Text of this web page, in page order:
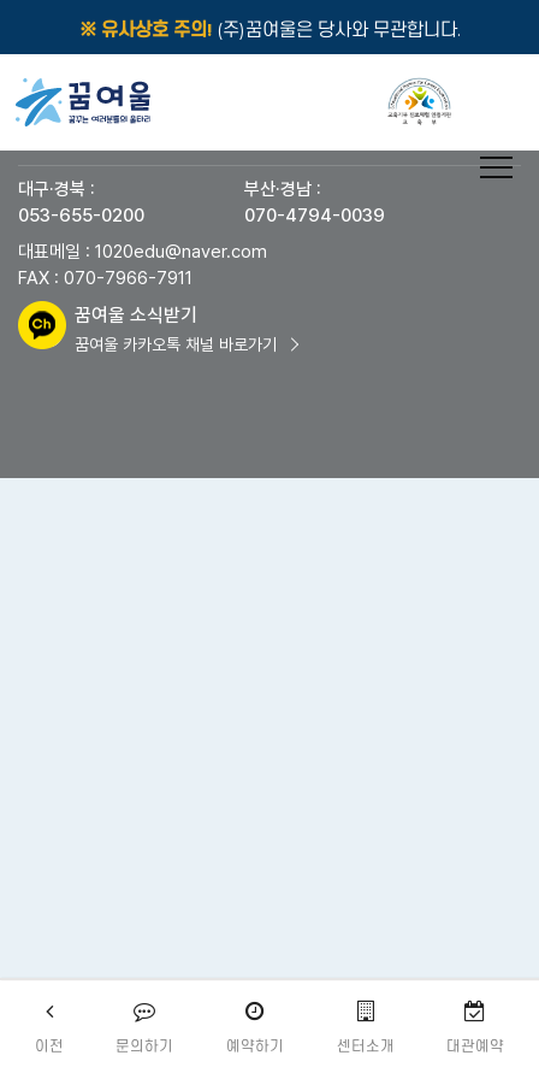
※ 유사상호 주의!(주)꿈여울은 당사와 무관합니다.
대구·경북 부산·경남
대구·경북 :
053-655-0200
부산·경남 :
070-4794-0039
대표메일 : 1020edu@naver.com
FAX : 070-7966-7911
꿈여울 소식받기
꿈여울 카카오톡 채널 바로가기
이전 문의하기 예약하기 센터소개 대관예약